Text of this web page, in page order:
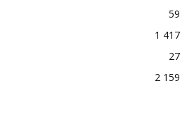
59
1 417
27
2 159